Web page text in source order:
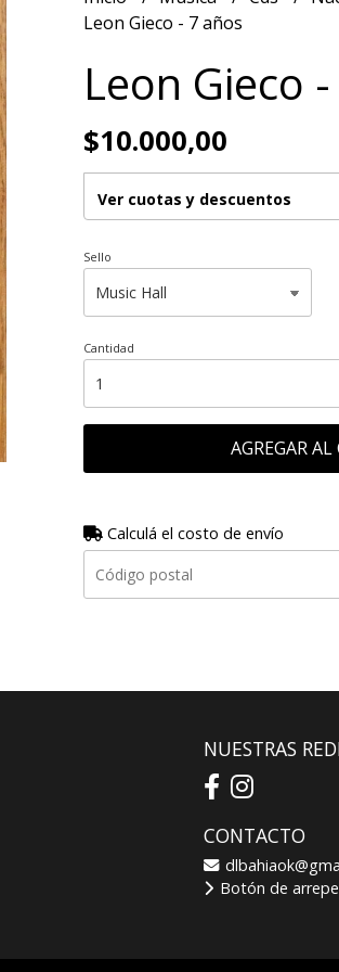
Leon Gieco - 7 años
Leon Gieco
$10.000,00
Ver cuotas y descuentos
Sello
Cantidad
AGREGAR
Calculá el costo de envío
NUESTRAS
CONTACTO
Botón de